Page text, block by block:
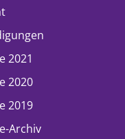
2021
2020
2019
Archiv